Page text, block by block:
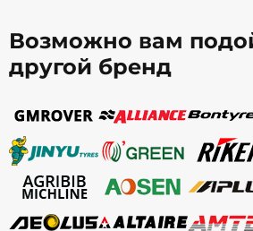
Возможно вам
другой бренд